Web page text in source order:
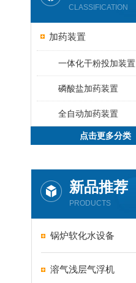
CLASSIFICATION
加药装置
一体化干粉投加装置
磷酸盐加药装置
全自动加药装置
点击更多分类
新品推荐
PRODUCTS
锅炉软化水设备
溶气浅层气浮机